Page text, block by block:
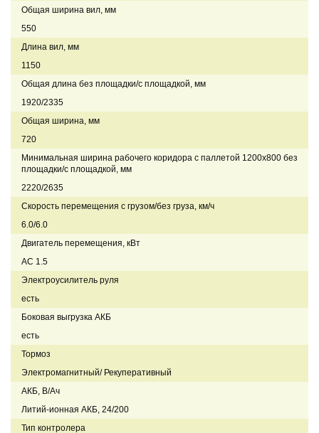
Общая ширина вил, мм
550
Длина вил, мм
1150
Общая длина без площадки/с площадкой, мм
1920/2335
Общая ширина, мм
720
Минимальная ширина рабочего коридора с паллетой 1200х800 без
площадки/с площадкой, мм
2220/2635
Скорость перемещения с грузом/без груза, км/ч
6.0/6.0
Двигатель перемещения, кВт
AC 1.5
Электроусилитель руля
есть
Боковая выгрузка АКБ
есть
Тормоз
Электромагнитный/ Рекуперативный
АКБ, В/Ач
Литий-ионная АКБ, 24/200
Тип контролера